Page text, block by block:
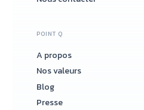
POINT Q
A propos
Nos valeurs
Blog
Presse